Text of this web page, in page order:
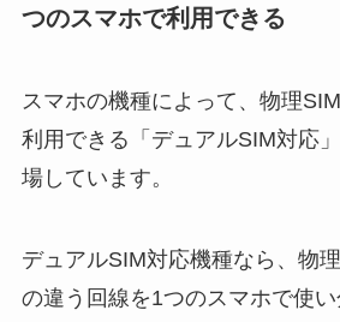
つのスマホで利用できる
スマホの機種によって、物理
利用できる「デュアルSIM対応
場しています。
デュアルSIM対応機種なら、物
の違う回線を1つのスマホで使